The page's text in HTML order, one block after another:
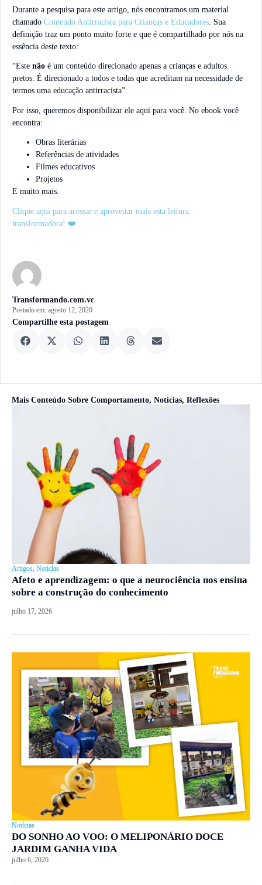
Transformando.com.vc
Postado em: agosto 12, 2020
Compartilhe esta postagem
Durante a pesquisa para este artigo, nós encontramos um material
chamado Conteúdo Antirracista para Crianças e Educadores . Sua
definição traz um ponto muito forte e que é compartilhado por nós na
essência deste texto:
“Este não é um conteúdo direcionado apenas a crianças e adultos
pretos. É direcionado a todos e todas que acreditam na necessidade de
termos uma educação antirracista”.
Por isso, queremos disponibilizar ele aqui para você. No ebook você
encontra:
Obras literárias
Referências de atividades
Filmes educativos
Projetos
E muito mais.
Clique aqui para acessar e aproveitar mais esta leitura
transformadora! ❤️
Mais Conteúdo Sobre Comportamento, Notícias, Reflexões
Artigos Notícias
Afeto e aprendizagem: o que a neurociência nos ensina
sobre a construção do conhecimento
julho 17, 2026
Notícias
DO SONHO AO VOO: O MELIPONÁRIO DOCE
JARDIM GANHA VIDA
julho 6, 2026